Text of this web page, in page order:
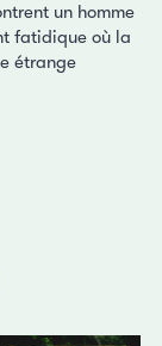
un homme
fatidique où la
étrange